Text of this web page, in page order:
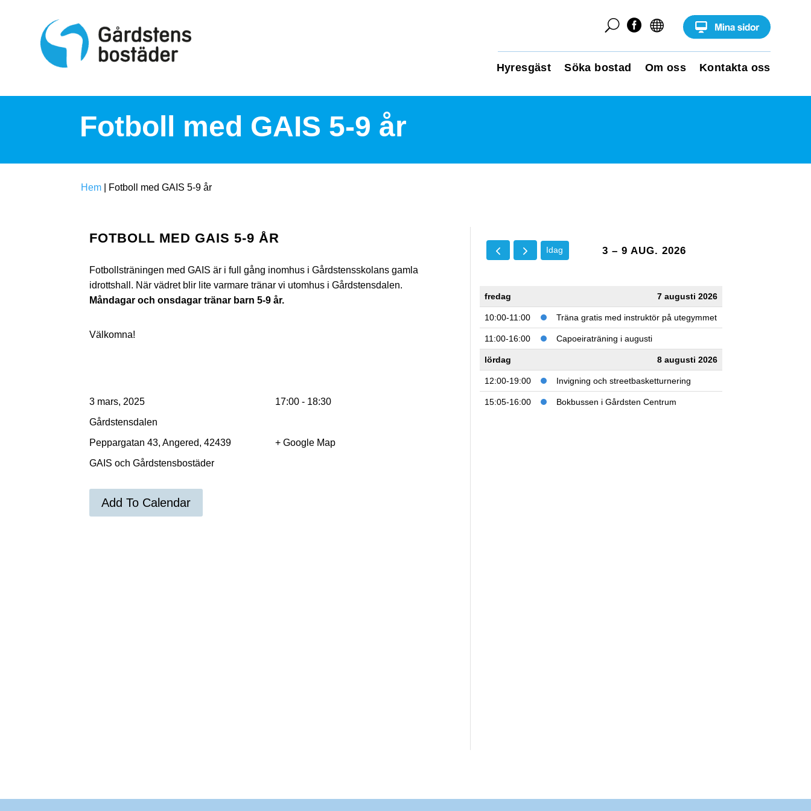


U
Hyresgäst Söka bostad Om oss Kontakta oss
Fotboll med GAIS 5-9 år
Hem Fotboll med GAIS 5-9 år
FOTBOLL MED GAIS 5-9 ÅR
Fotbollsträningen med GAIS är i full gång inomhus i Gårdstensskolans gamla
idrottshall. När vädret blir lite varmare tränar vi utomhus i Gårdstensdalen.
Måndagar och onsdagar tränar barn 5-9 år.
Välkomna!
3 mars, 2025
17:00 - 18:30
Gårdstensdalen
Peppargatan 43, Angered, 42439
+ Google Map
GAIS och Gårdstensbostäder
Add To Calendar
Idag 3 – 9 AUG. 2026
fredag 7 augusti 2026
10:00-11:00 Träna gratis med instruktör på utegymmet
11:00-16:00 Capoeiraträning i augusti
lördag 8 augusti 2026
12:00-19:00 Invigning och streetbasketturnering
15:05-16:00 Bokbussen i Gårdsten Centrum